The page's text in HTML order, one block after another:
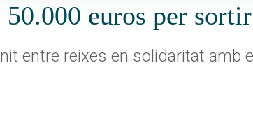
euros per
entre reixes en solidaritat amb